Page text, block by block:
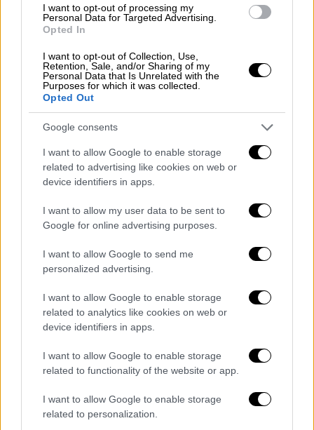
I want to opt-out of processing my
Personal Data for Targeted Advertising.
Opted In
I want to opt-out of Collection, Use,
Retention, Sale, and/or Sharing of my
Personal Data that Is Unrelated with the
Purposes for which it was collected.
Opted Out
Google consents
I want to allow Google to enable storage
related to advertising like cookies on web or
device identifiers in apps.
I want to allow my user data to be sent to
Google for online advertising purposes.
I want to allow Google to send me
personalized advertising.
I want to allow Google to enable storage
related to analytics like cookies on web or
device identifiers in apps.
I want to allow Google to enable storage
related to functionality of the website or app.
I want to allow Google to enable storage
related to personalization.
Σινεμά|16.03.2026 10:00
Όσκαρ 2026: Ο Τιμοτέ Σαλαμέ γεύτηκε
το ίδιο φαγητό με το περσινό - Αυτοί που
έμειναν με τις υποψηφιότητες στο
χέρι…
όρεξη στο «Marty Supreme», αλλά κοντά στα
ξημερώματα (ώρα Ελλάδος) κοιμήθηκε
νηστικό!